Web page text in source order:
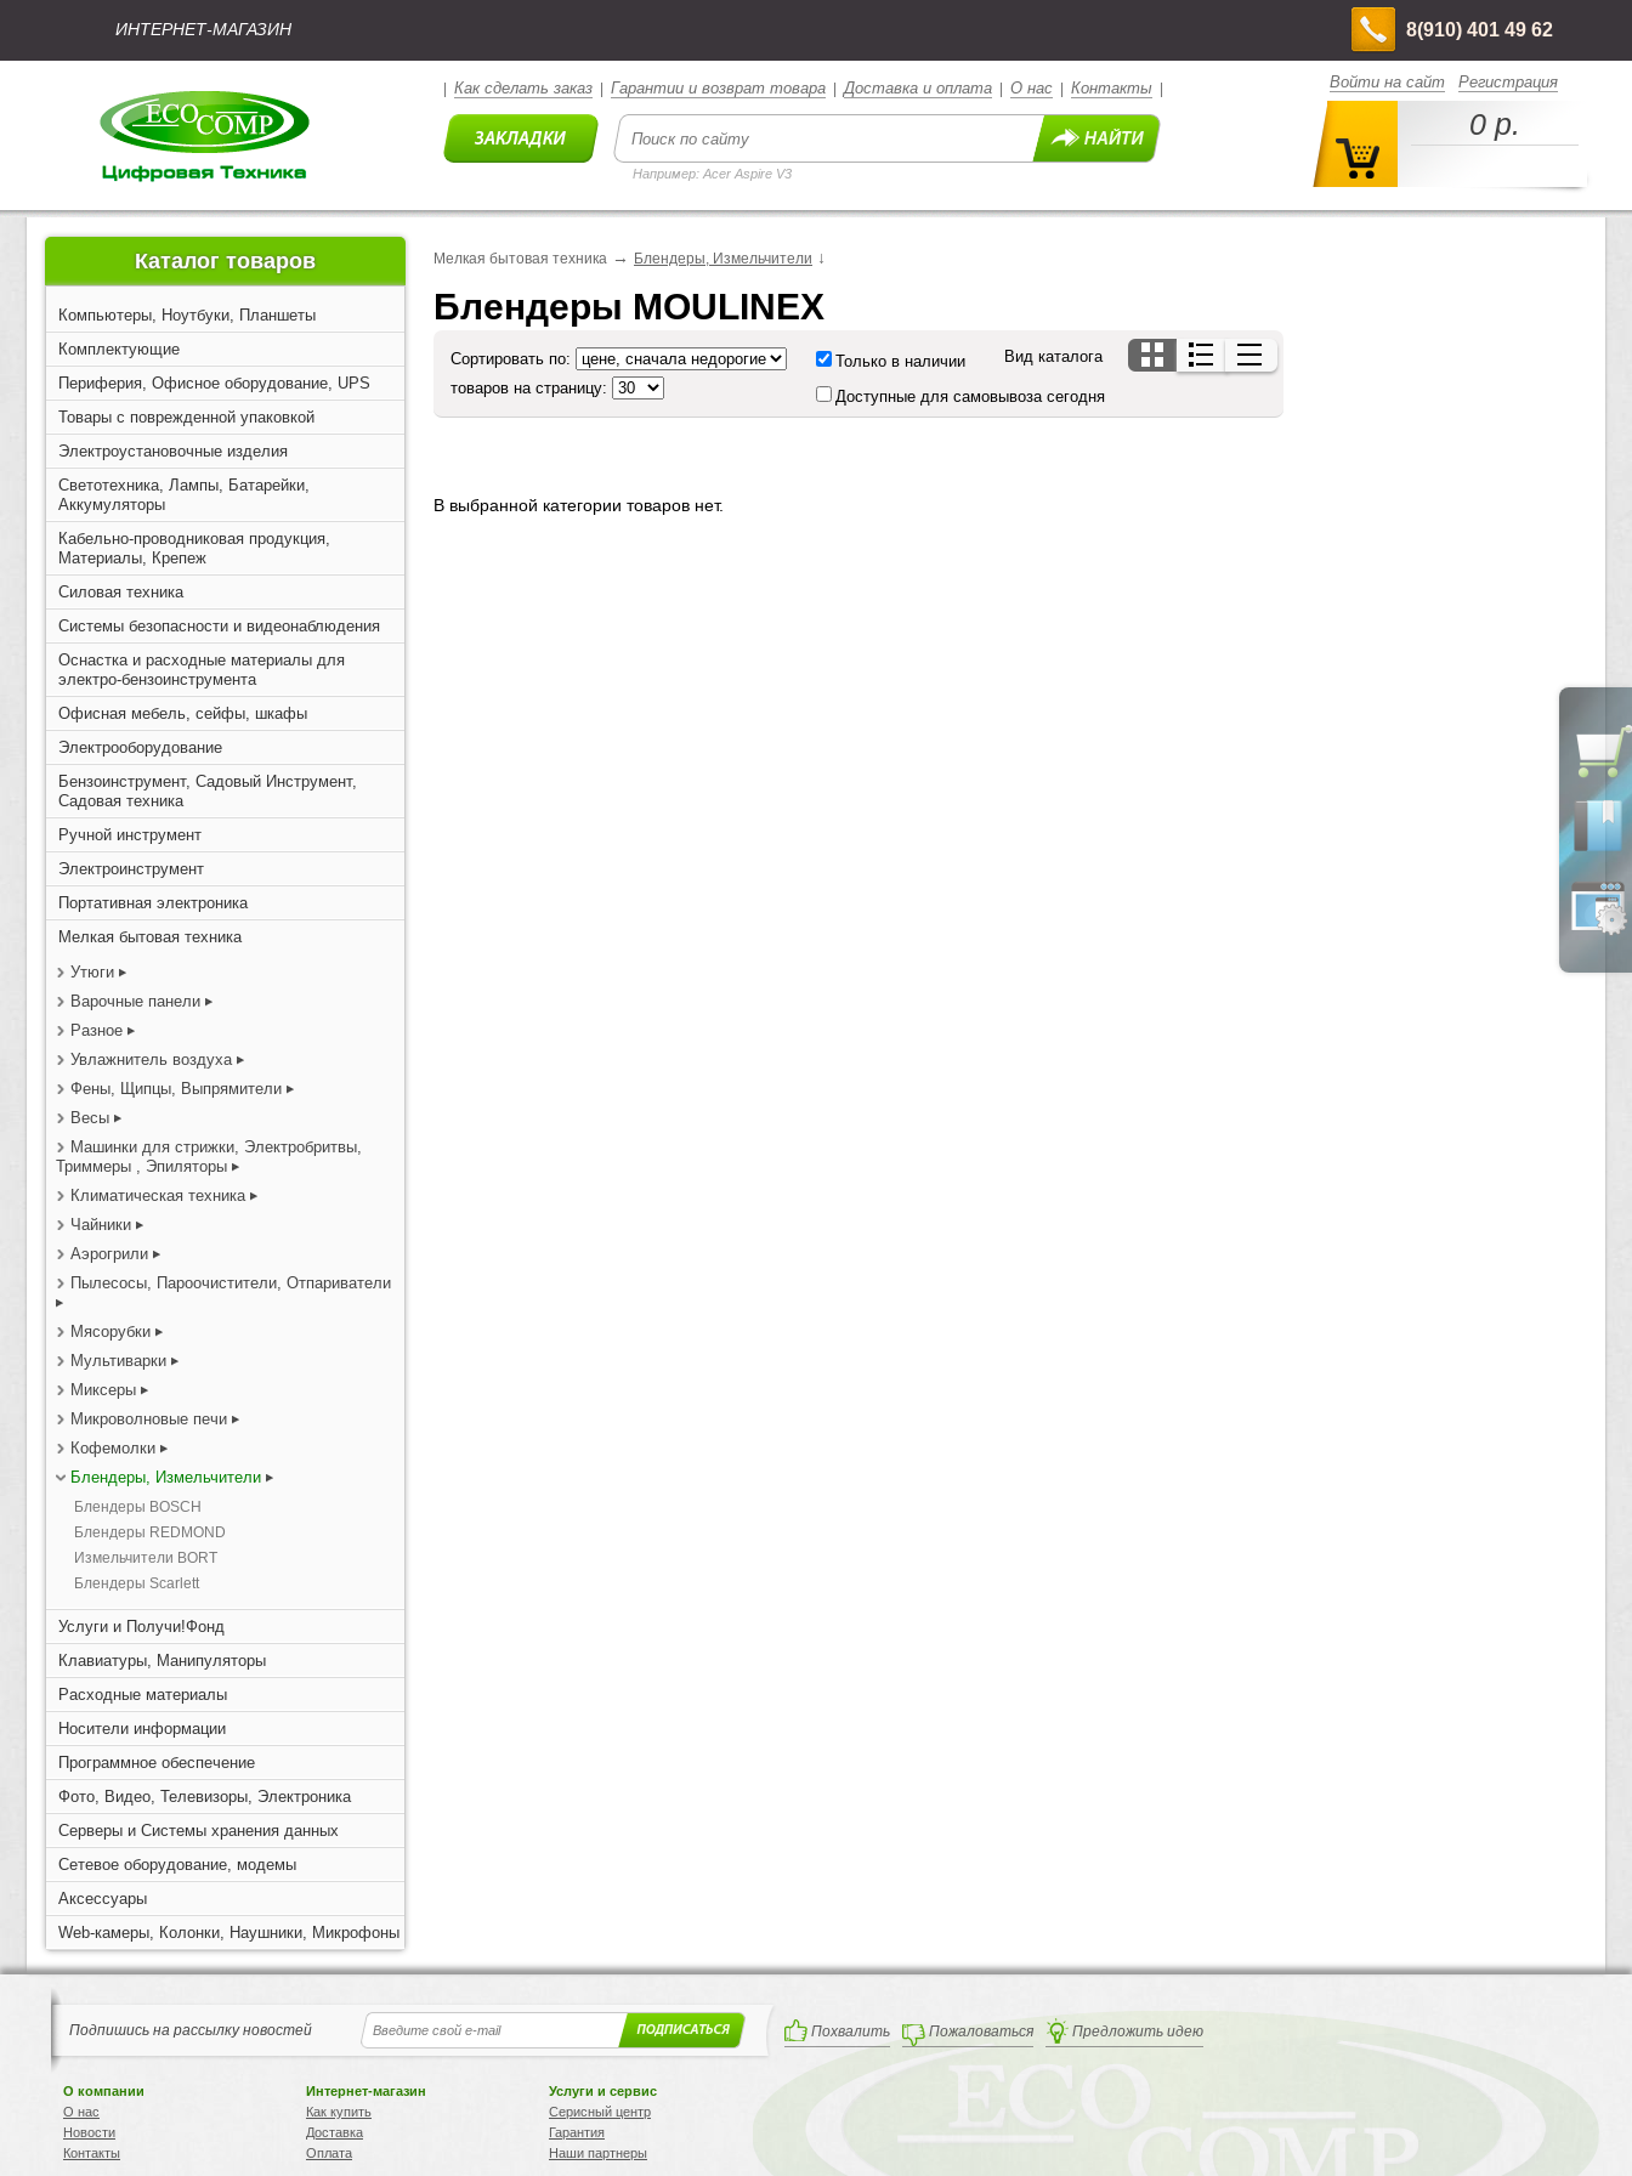
ИНТЕРНЕТ-МАГАЗИН 8(910) 401 49 62
Как сделать заказ Гарантии и возврат товара |Доставка и оплата О нас Контакты
Например: Acer Aspire V3
Войти на сайт Регистрация
0 р.
Каталог товаров
Компьютеры, Ноутбуки, Планшеты
Комплектующие
Периферия, Офисное оборудование, UPS
Товары с поврежденной упаковкой
Электроустановочные изделия
Светотехника, Лампы, Батарейки,
Аккумуляторы
Кабельно-проводниковая продукция,
Материалы, Крепеж
Силовая техника
Системы безопасности и видеонаблюдения
Оснастка и расходные материалы для
электро-бензоинструмента
Офисная мебель, сейфы, шкафы
Электрооборудование
Бензоинструмент, Садовый Инструмент,
Садовая техника
Ручной инструмент
Электроинструмент
Портативная электроника
Мелкая бытовая техника
Утюги
Варочные панели
Разное
Увлажнитель воздуха
Фены, Щипцы, Выпрямители
Весы
Машинки для стрижки, Электробритвы,
Триммеры , Эпиляторы
Климатическая техника
Чайники
Аэрогрили
Пылесосы, Пароочистители, Отпариватели
Мясорубки
Мультиварки
Миксеры
Микроволновые печи
Кофемолки
Блендеры, Измельчители
Блендеры BOSCH
Блендеры REDMOND
Измельчители BORT
Блендеры Scarlett
Услуги и Получи!Фонд
Клавиатуры, Манипуляторы
Расходные материалы
Носители информации
Программное обеспечение
Фото, Видео, Телевизоры, Электроника
Серверы и Системы хранения данных
Сетевое оборудование, модемы
Аксессуары
Web-камеры, Колонки, Наушники, Микрофоны
Мелкая бытовая техника → Блендеры, Измельчители ↓
Блендеры MOULINEX
Сортировать по:
товаров на страницу:
Только в наличии
Доступные для самовывоза сегодня
Вид каталога
В выбранной категории товаров нет.
Подпишись на рассылку новостей Похвалить Пожаловаться Предложить идею
О компании
О нас
Новости
Контакты
Интернет-магазин
Как купить
Доставка
Оплата
Услуги и сервис
Серисный центр
Гарантия
Наши партнеры